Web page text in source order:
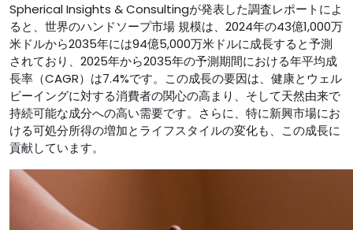
Spherical Insights & Consultingが発表した調査レポートによ
ると、世界のハンドソープ市場 規模は、2024年の43億1,000万
米ドルから2035年には94億5,000万米ドルに成長すると予測
されており、2025年から2035年の予測期間における年平均成
長率（CAGR）は7.4%です。この成長の要因は、健康とウェル
ビーイングに対する消費者の関心の高まり、そして天然由来で
持続可能な成分への高い需要です。さらに、特に新興市場にお
ける可処分所得の増加とライフスタイルの変化も、この成長に
貢献しています。